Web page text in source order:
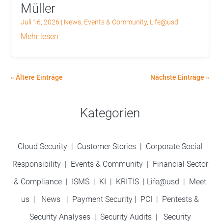
Müller
Juli 16, 2026 | News, Events & Community, Life@usd
mehr lesen
« Ältere Einträge Nächste Einträge »
Kategorien
Cloud Security | Customer Stories| Corporate Social
Responsibility| Events & Community | Financial Sector
& Compliance | ISMS | KI | KRITIS | Life@usd | Meet
us | News | Payment Security | PCI | Pentests &
Security Analyses | Security Audits| Security